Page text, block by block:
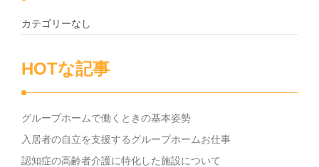
カテゴリーなし
HOTな記事
グループホームで働くときの基本姿勢
入居者の自立を支援するグループホームお仕事
認知症の高齢者介護に特化した施設について